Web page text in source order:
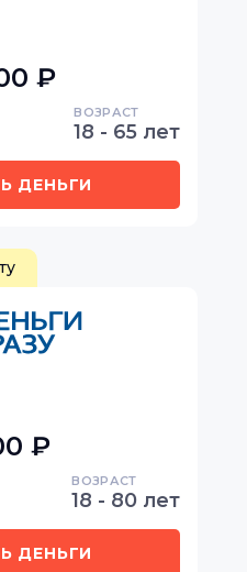
₽
ВОЗРАСТ
18 - 65 лет
ДЕНЬГИ
₽
ВОЗРАСТ
18 - 80 лет
ДЕНЬГИ